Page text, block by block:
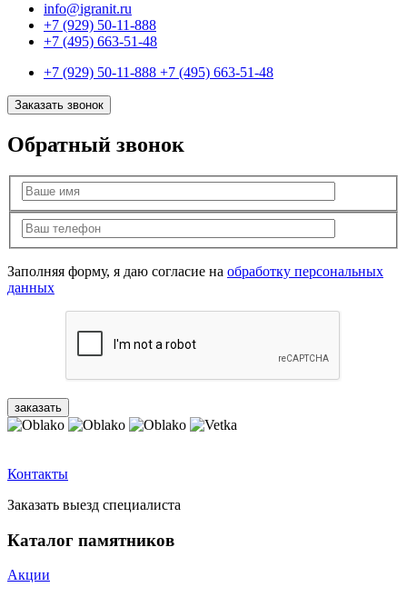
info@igranit.ru
+7 (929) 50-11-888
+7 (495) 663-51-48
+7 (929) 50-11-888 +7 (495) 663-51-48
Заказать звонок
Обратный звонок
Заполняя форму, я даю согласие на обработку персональных
данных
Контакты
Заказать выезд специалиста
Каталог памятников
Акции